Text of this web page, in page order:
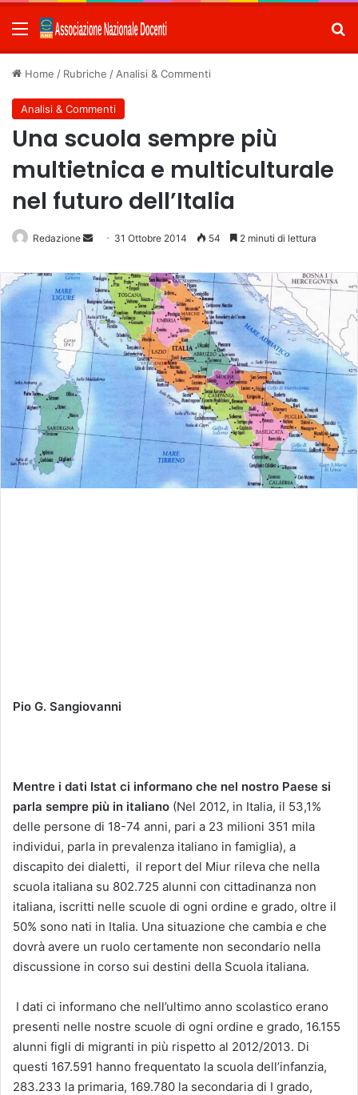
Menu
Home / Rubriche / Analisi & Commenti
Analisi & Commenti
Una scuola sempre più
multietnica e multiculturale
nel futuro dell’Italia
Redazione
Invia 31 Ottobre 2014 54 2 minuti di lettura
Pio G. Sangiovanni
Mentre i dati Istat ci informano che nel nostro Paese si
parla sempre più in italiano (Nel 2012, in Italia, il 53,1%
delle persone di 18-74 anni, pari a 23 milioni 351 mila
individui, parla in prevalenza italiano in famiglia), a
discapito dei dialetti, il report del Miur rileva che nella
scuola italiana su 802.725 alunni con cittadinanza non
italiana, iscritti nelle scuole di ogni ordine e grado, oltre il
50% sono nati in Italia. Una situazione che cambia e che
dovrà avere un ruolo certamente non secondario nella
discussione in corso sui destini della Scuola italiana.
I dati ci informano che nell’ultimo anno scolastico erano
presenti nelle nostre scuole di ogni ordine e grado, 16.155
alunni figli di migranti in più rispetto al 2012/2013. Di
questi 167.591 hanno frequentato la scuola dell’infanzia,
283.233 la primaria, 169.780 la secondaria di I grado,